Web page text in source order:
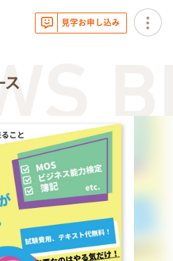
ス
ス
見学お申し込み